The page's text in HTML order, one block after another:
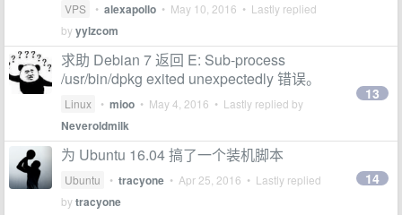
VPS • alexapollo • May 10, 2016 • Lastly replied
byyylzcom
求助 Debian 7 返回 E: Sub-process
/usr/bin/dpkg exited unexpectedly 错误。
Linux • mioo • May 4, 2016 • Lastly replied by
Neveroldmilk
13
为 Ubuntu 16.04 搞了一个装机脚本
Ubuntu • tracyone • Apr 25, 2016 • Lastly replied
bytracyone
14